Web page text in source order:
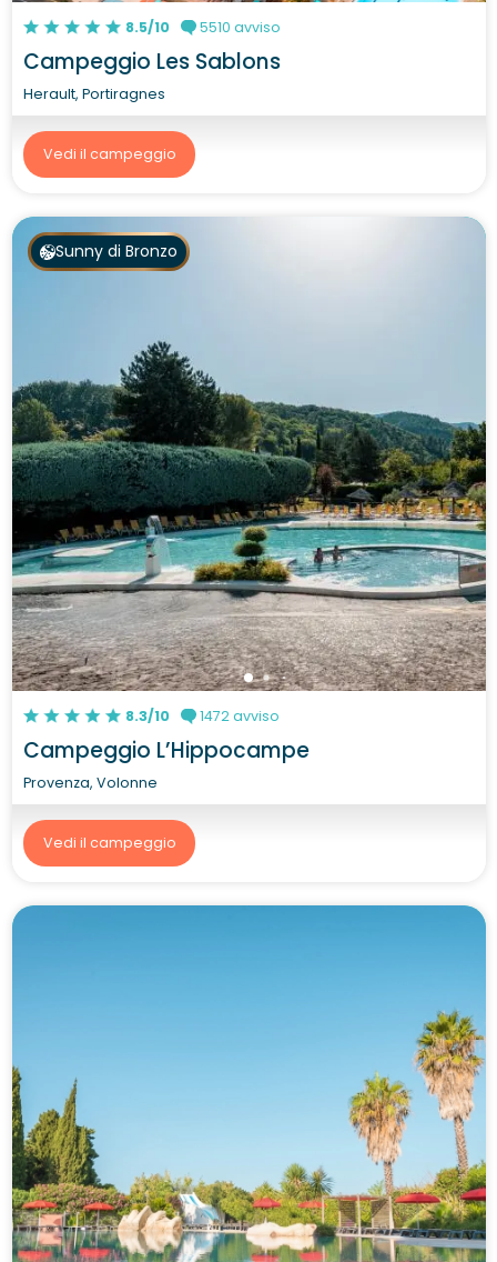
8.5/10 5510 avviso
Campeggio Les Sablons
Herault, Portiragnes
Vedi il campeggio
Sunny di Bronzo
8.3/10 1472 avviso
Campeggio L’Hippocampe
Provenza, Volonne
Vedi il campeggio